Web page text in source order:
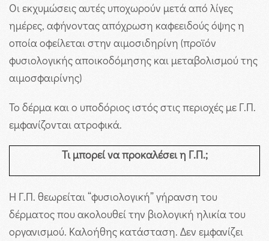
Οι εκχυμώσεις αυτές υποχωρούν μετά από λίγες
ημέρες, αφήνοντας απόχρωση καφεειδούς όψης η
οποία οφείλεται στην αιμοσιδηρίνη (προϊόν
φυσιολογικής αποικοδόμησης και μεταβολισμού της
αιμοσφαιρίνης)
Το δέρμα και ο υποδόριος ιστός στις περιοχές με Γ.Π.
εμφανίζονται ατροφικά.
Τι μπορεί να προκαλέσει η Γ.Π.;
Η Γ.Π. θεωρείται “φυσιολογική” γήρανση του
δέρματος που ακολουθεί την βιολογική ηλικία του
οργανισμού. Καλοήθης κατάσταση. Δεν εμφανίζει